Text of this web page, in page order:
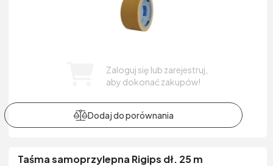
Zaloguj się lub zarejestruj,
aby dokonać zakupów!
Taśma samoprzylepna Rigips dł. 25 m